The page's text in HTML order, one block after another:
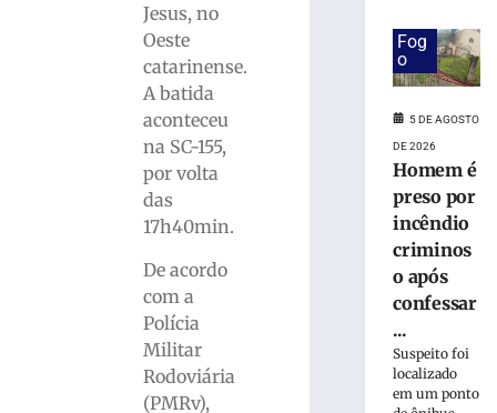
Jesus, no
Oeste
catarinense.
A batida
aconteceu
na SC-155,
por volta
das
17h40min.
De acordo
com a
Polícia
Militar
Rodoviária
(PMRv),
desviar
colidir
contra
Bairro
Águas
Claras
Fog
o
5 DE AGOSTO
DE 2026
Homem é
preso por
incêndio
criminos
o após
confessar
...
Suspeito foi
localizado
em um ponto